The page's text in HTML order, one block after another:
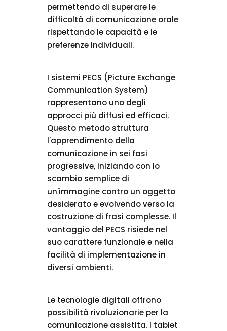
permettendo di superare le
difficoltà di comunicazione orale
rispettando le capacità e le
preferenze individuali.
I sistemi PECS (Picture Exchange
Communication System)
rappresentano uno degli
approcci più diffusi ed efficaci.
Questo metodo struttura
l'apprendimento della
comunicazione in sei fasi
progressive, iniziando con lo
scambio semplice di
un'immagine contro un oggetto
desiderato e evolvendo verso la
costruzione di frasi complesse. Il
vantaggio del PECS risiede nel
suo carattere funzionale e nella
facilità di implementazione in
diversi ambienti.
Le tecnologie digitali offrono
possibilità rivoluzionarie per la
comunicazione assistita. I tablet